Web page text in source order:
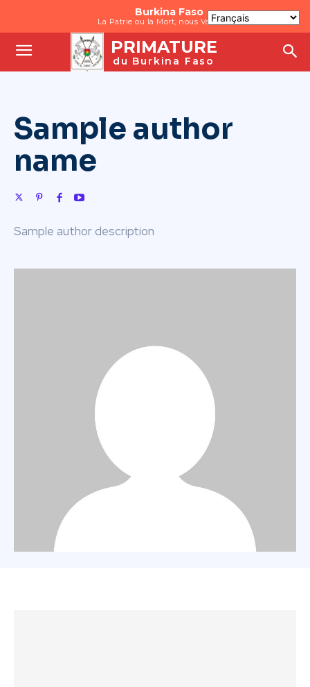
Burkina Faso
La Patrie ou la Mort, nous Vaincrons
PRIMATURE
du Burkina Faso
Sample author
name
Sample author description